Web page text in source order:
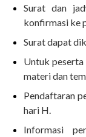
Surat dan
konfirmasi ke
Surat dapat
Untuk peserta
materi dan
Pendaftaran
hari H.
Informasi